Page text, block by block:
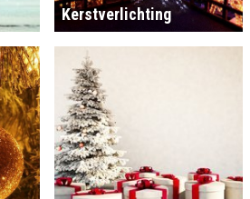
Kerstverlichting